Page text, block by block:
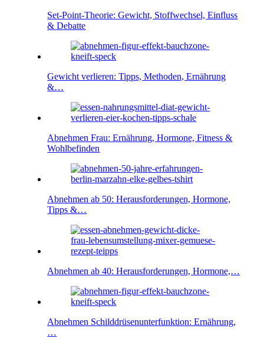
Set-Point-Theorie: Gewicht, Stoffwechsel, Einfluss
& Debatte
Gewicht verlieren: Tipps, Methoden, Ernährung
&…
Abnehmen Frau: Ernährung, Hormone, Fitness &
Wohlbefinden
Abnehmen ab 50: Herausforderungen, Hormone,
Tipps &…
Abnehmen ab 40: Herausforderungen, Hormone,…
Abnehmen Schilddrüsenunterfunktion: Ernährung,
…